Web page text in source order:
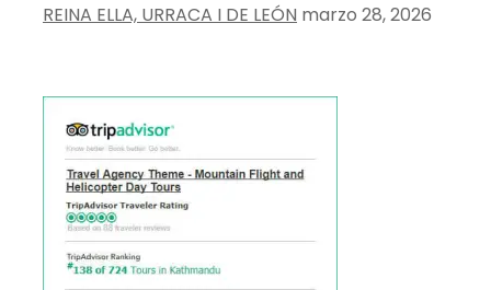
REINA ELLA, URRACA I DE LEÓN marzo 28, 2026